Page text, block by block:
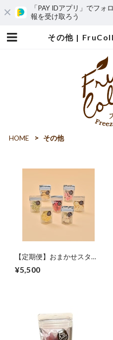
「PAY IDアプリ」でフ
報を受け取ろう
HOME その他
【定期便】おまかせスタン
ドパックミニセット【1カ
月に7袋】
¥5,500